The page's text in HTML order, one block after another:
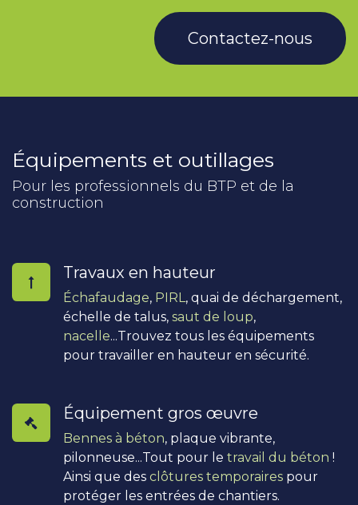
Contactez-nous
Équipements et outillages
Pour les professionnels du BTP et de la
construction
Travaux en hauteur
Échafaudage, PIRL, quai de déchargement,
échelle de talus, saut de loup,
nacelle...Trouvez tous les équipements
pour travailler en hauteur en sécurité.
Équipement gros œuvre
Bennes à béton, plaque vibrante,
pilonneuse...Tout pour le travail du béton !
Ainsi que des clôtures temporaires pour
protéger les entrées de chantiers.